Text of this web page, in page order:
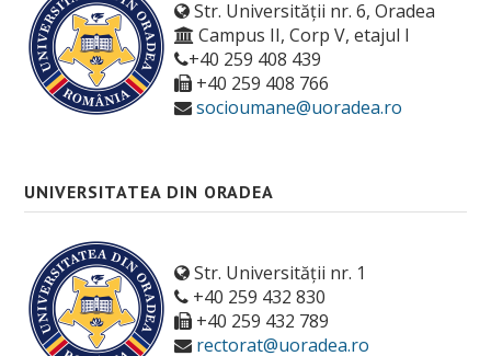
Structura anului universitar
Examen de finalizare studii
ERASMUS
Tabere
OTL
Manifestari studentesti
Str. Universității nr. 6, Oradea
Campus II, Corp V, etajul I
+40 259 408 439
+40 259 408 766
socioumane@uoradea.ro
UNIVERSITATEA DIN ORADEA
Str. Universității nr. 1
+40 259 432 830
+40 259 432 789
rectorat@uoradea.ro